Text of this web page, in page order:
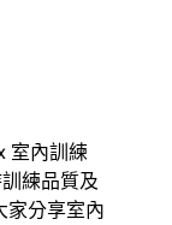
室內訓練
練品質及
家分享室內